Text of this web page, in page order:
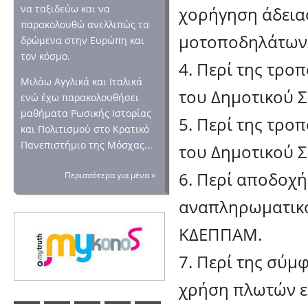
να ταξιδεύω και να
παρακολουθώ ανελλιπώς τα
δρώμενα στην Ευρώπη και
τον κόσμο.
Μιλάω Αγγλικά και Ιταλικά
ενώ έχω παρακολουθήσει
μαθήματα Ρωσικής Ιστορίας
και Πολιτισμού στο Κρατικό
Πανεπιστήμιο της Μόσχας...
Περισσότερα για μένα »
χορήγηση
4. Περί της
του Δημοτικού
5. Περί της
του Δημοτικού
6. Περί
ΚΔΕΠΠΑΜ.
7. Περί της
χρήση πλωτών